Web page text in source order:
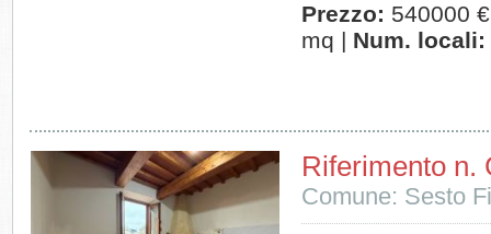
Prezzo: 540000
mq | Num. locali:
Riferimento n.
Comune: Sesto